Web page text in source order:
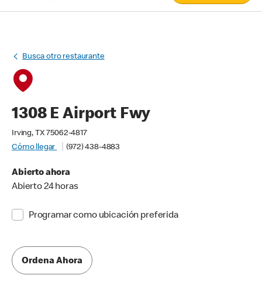
Busca otro restaurante
1308 E Airport Fwy
Irving, TX 75062-4817
Cómo llegar
(972) 438-4883
Abierto ahora
Abierto 24 horas
Programar como ubicación preferida
Ordena Ahora